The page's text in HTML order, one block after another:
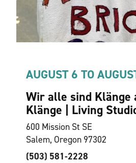
AUGUST 6 TO
Wir alle sind Klänge
Klänge | Living
600 Mission St SE
Salem, Oregon 97302
(503) 581-2228